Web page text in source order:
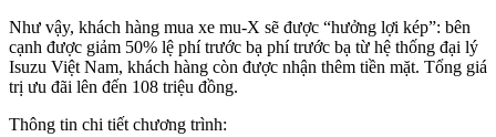
Như vậy, khách hàng mua xe mu-X sẽ được “hưởng lợi kép”: bên
cạnh được giảm 50% lệ phí trước bạ phí trước bạ từ hệ thống đại lý
Isuzu Việt Nam, khách hàng còn được nhận thêm tiền mặt. Tổng giá
trị ưu đãi lên đến 108 triệu đồng.
Thông tin chi tiết chương trình: